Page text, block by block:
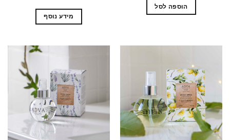
הוספה לסל
מידע נוסף